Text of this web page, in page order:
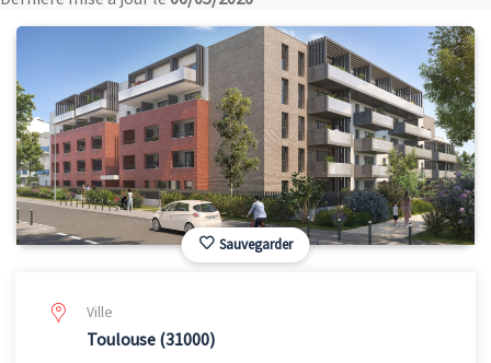
Sauvegarder
Ville
Toulouse (31000)